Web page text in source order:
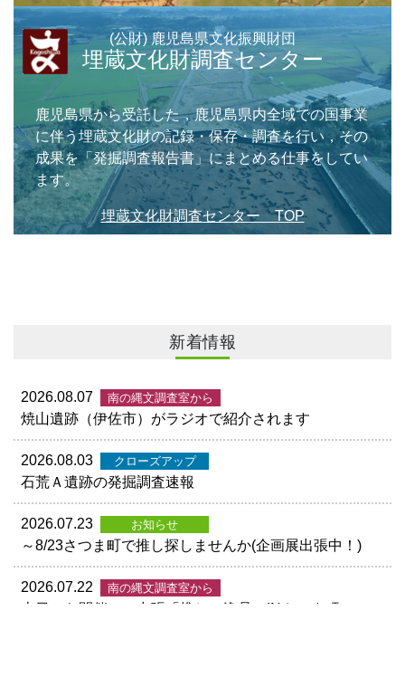
(公財) 鹿児島県文化振興財団
埋蔵文化財調査センター
鹿児島県から受託した，鹿児島県内全域での国事業
に伴う埋蔵文化財の記録・保存・調査を行い，その
成果を「発掘調査報告書」にまとめる仕事をしてい
ます。
埋蔵文化財調査センター TOP
新着情報
2026.08.07 南の縄文調査室から
焼山遺跡（伊佐市）がラジオで紹介されます
2026.08.03 クローズアップ
石荒Ａ遺跡の発掘調査速報
2026.07.23 お知らせ
～8/23さつま町で推し探しませんか(企画展出張中！)
2026.07.22 南の縄文調査室から
本日から開催！ 出張「推しの逸品」INさつま町